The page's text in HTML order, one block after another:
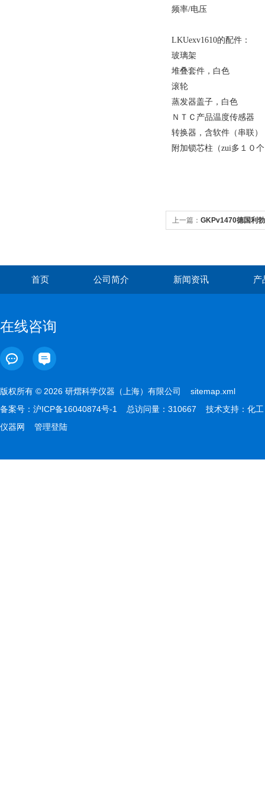
频率/电压 50
LKUexv1610的配件：
玻璃架
堆叠套件，白色
滚轮
蒸发器盖子，白
ＮＴＣ产品温度传
转换器，含软件（串
附加锁芯柱（zui多１
上一篇： GKPv1470德国利
首页 公司简介 新闻资讯 产
在线咨询
版权所有 © 2026 研熠科学仪器（上海）有限公司 sitemap.xml
备案号： 沪ICP备16040874号-1 总访问量：310667 技术支持： 化工
仪器网
管理登陆